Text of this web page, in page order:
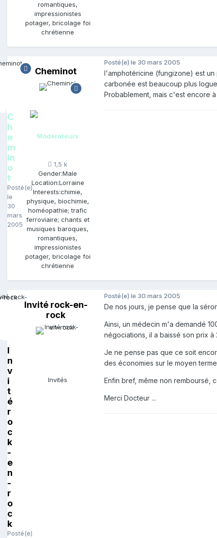
romantiques,
impressionistes
potager, bricolage foi
chrétienne
C
h
e
m
in
o
t
Posté(e)
le
30
mars
2005
Cheminot
Modérateurs
1,5 k
Gender:Male
Location:Lorraine
Interests:chimie,
physique, biochimie,
homéopathie; trafic
ferroviaire; chants et
musiques baroques,
romantiques,
impressionistes
potager, bricolage foi
chrétienne
Posté(e) le 30 mars 2005
l'amphotéricine (fungizone) est
carbonée est beaucoup plus
Probablement, mais c'est encore
I
n
v
i
t
é
r
o
c
k
-
e
n
-
r
o
c
k
Posté(e)
Invité rock-en-
rock
Invités
Posté(e) le 30 mars 2005
De nos jours, je pense que la
Ainsi, un médecin m'a demandé
négociations, il a baissé son prix à
Je ne pense pas que ce soit
des économies sur le moyen
Enfin bref, même non remboursé,
Merci Docteur ...